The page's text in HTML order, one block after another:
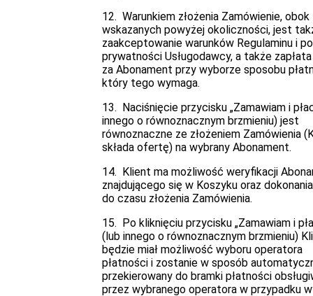
12. Warunkiem złożenia Zamówienie, obok
wskazanych powyżej okoliczności, jest
zaakceptowanie warunków Regulaminu i
prywatności Usługodawcy, a także
za Abonament przy wyborze sposobu
który tego wymaga.
13. Naciśnięcie przycisku „Zamawiam i
innego o równoznacznym brzmieniu) jest
równoznaczne ze złożeniem Zamówienia
składa ofertę) na wybrany Abonament.
14. Klient ma możliwość weryfikacji
znajdującego się w Koszyku oraz
do czasu złożenia Zamówienia.
15. Po kliknięciu przycisku „Zamawiam i
(lub innego o równoznacznym brzmieniu)
będzie miał możliwość wyboru operatora
płatności i zostanie w sposób
przekierowany do bramki płatności
przez wybranego operatora w przypadku